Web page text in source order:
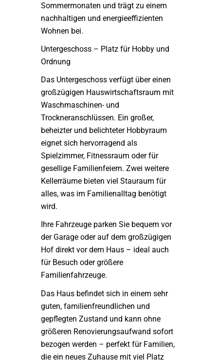
Sommermonaten und trägt zu einem
nachhaltigen und energieeffizienten
Wohnen bei.
Untergeschoss – Platz für Hobby und
Ordnung
Das Untergeschoss verfügt über einen
großzügigen Hauswirtschaftsraum mit
Waschmaschinen- und
Trockneranschlüssen. Ein großer,
beheizter und belichteter Hobbyraum
eignet sich hervorragend als
Spielzimmer, Fitnessraum oder für
gesellige Familienfeiern. Zwei weitere
Kellerräume bieten viel Stauraum für
alles, was im Familienalltag benötigt
wird.
Ihre Fahrzeuge parken Sie bequem vor
der Garage oder auf dem großzügigen
Hof direkt vor dem Haus – ideal auch
für Besuch oder größere
Familienfahrzeuge.
Das Haus befindet sich in einem sehr
guten, familienfreundlichen und
gepflegten Zustand und kann ohne
größeren Renovierungsaufwand sofort
bezogen werden – perfekt für Familien,
die ein neues Zuhause mit viel Platz